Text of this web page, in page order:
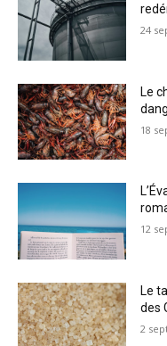
24
Le
18
12
Le
des
2